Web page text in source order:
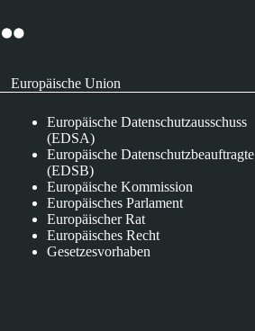
Europäische Union
Europäische Datenschutzausschuss
(EDSA)
Europäische Datenschutzbeauftragte
(EDSB)
Europäische Kommission
Europäisches Parlament
Europäischer Rat
Europäisches Recht
Gesetzesvorhaben